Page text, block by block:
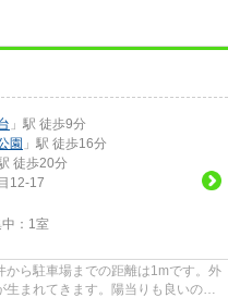
」駅 徒歩9分
園 」駅 徒歩16分
徒歩20分
12-17
： 1室
ら駐車場までの距離は1mです。外
まれてきます。陽当りも良いの